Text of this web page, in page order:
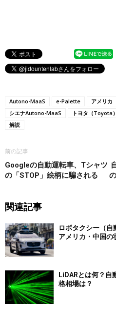
Autono-MaaS e-Palette アメリカ
シエナAutono-MaaS
トヨタ（Toyota）
解説
前の記事
Googleの自動運転車、Tシャツ
の「STOP」絵柄に騙される
関連記事
ロボタクシー（
アメリカ・中国の
LiDARとは何？
格相場は？